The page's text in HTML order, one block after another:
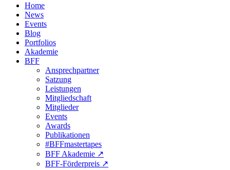
Home
News
Events
Blog
Portfolios
Akademie
BFF
Ansprechpartner
Satzung
Leistungen
Mitgliedschaft
Mitglieder
Events
Awards
Publikationen
#BFFmastertapes
BFF Akademie ↗︎
BFF-Förderpreis ↗︎